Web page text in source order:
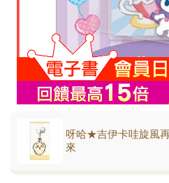
呀哈★吉伊卡哇旋風
來